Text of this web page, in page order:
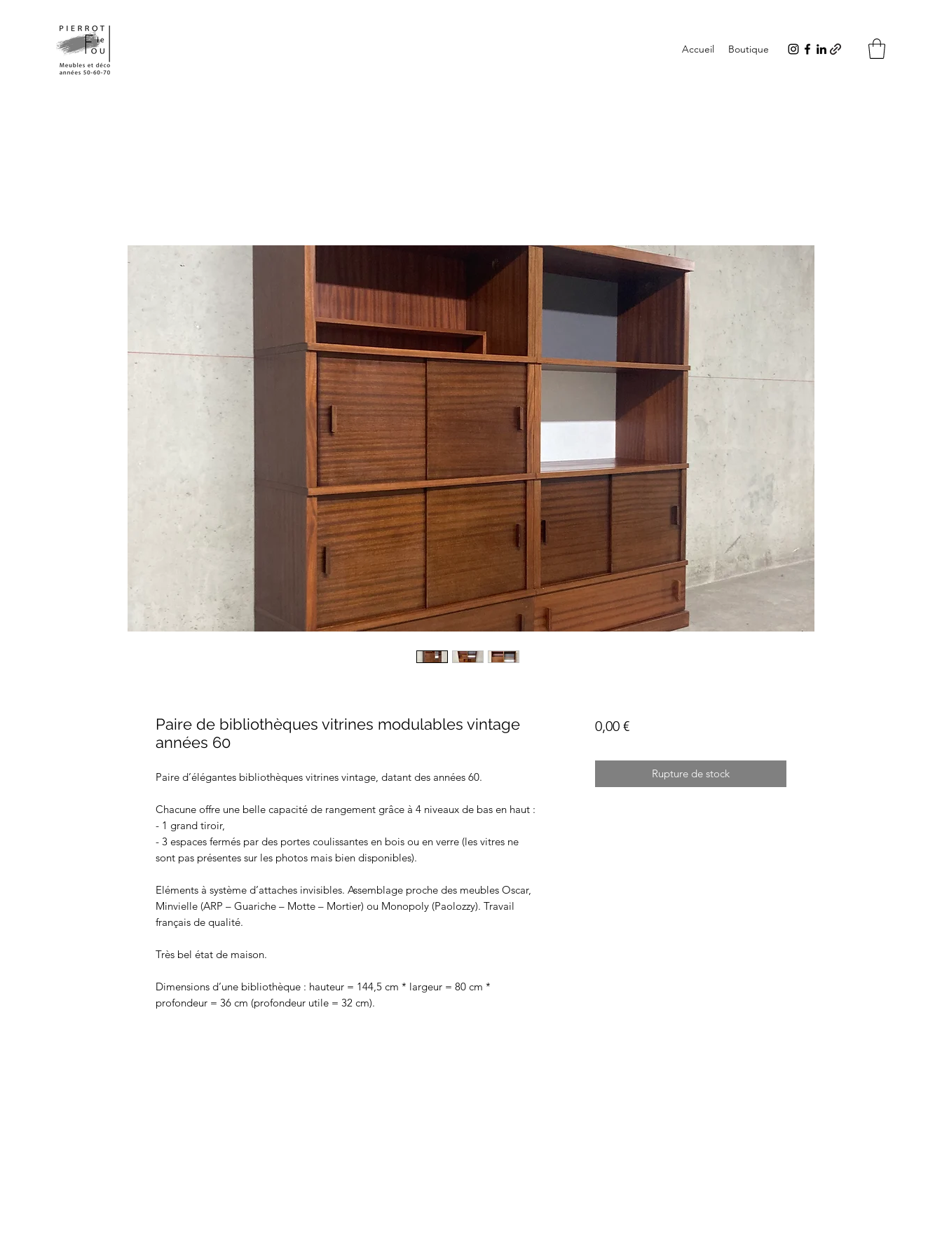
Accueil Boutique
Paire de bibliothèques vitrines modulables vintage
années 60
Paire d’élégantes bibliothèques vitrines vintage, datant des années 60.
Chacune offre une belle capacité de rangement grâce à 4 niveaux de bas en haut :
- 1 grand tiroir,
- 3 espaces fermés par des portes coulissantes en bois ou en verre (les vitres ne
sont pas présentes sur les photos mais bien disponibles).
Eléments à système d’attaches invisibles. Assemblage proche des meubles Oscar,
Minvielle (ARP – Guariche – Motte – Mortier) ou Monopoly (Paolozzy). Travail
français de qualité.
Très bel état de maison.
Dimensions d’une bibliothèque : hauteur = 144,5 cm * largeur = 80 cm *
profondeur = 36 cm (profondeur utile = 32 cm).
0,00 €Prix
Rupture de stock